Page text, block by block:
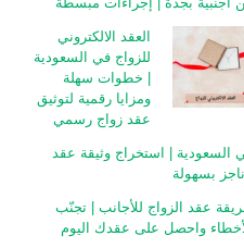
العقد الالكتروني
للزواج في السعودية
| خطوات سهلة
ومزايا رقمية لتوثيق
عقد زواج رسمي
| استخراج وثيقة عقد
بسهولة
عقد الزواج للأجانب | تجنّب
واحصل على عقدك اليوم